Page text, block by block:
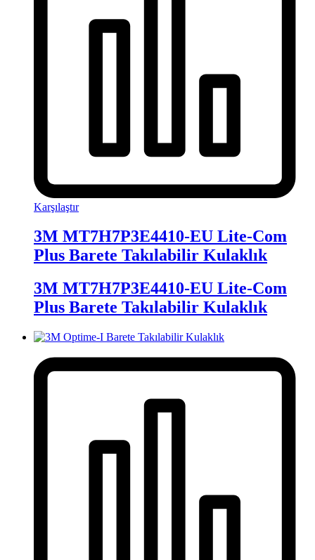
Karşılaştır
3M MT7H7P3E4410-EU Lite-Com
Plus Barete Takılabilir Kulaklık
3M MT7H7P3E4410-EU Lite-Com
Plus Barete Takılabilir Kulaklık